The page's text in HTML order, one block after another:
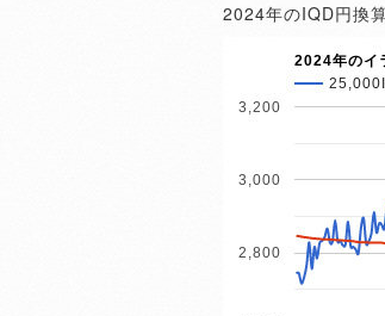
2024年のIQD円換
2024年のイ
2,800
3,000
3,200